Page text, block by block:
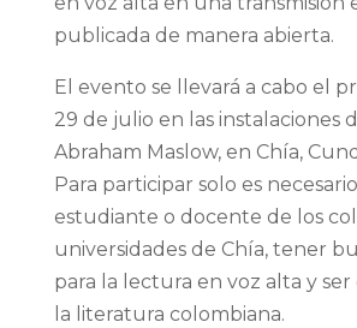
publicada de manera abierta.
El evento se llevará a cabo el
29 de julio en las instalaciones
Abraham Maslow, en Chía,
Para participar solo es
estudiante o docente de los
universidades de Chía, tener
para la lectura en voz alta y
la literatura colombiana.